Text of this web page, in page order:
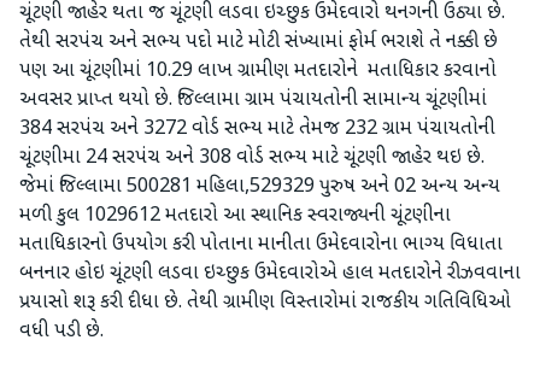
ચૂંટણી જાહેર થતા જ ચૂંટણી લડવા ઇચ્છુક ઉમેદવારો થનગની ઉઠ્યા છે.
તેથી સરપંચ અને સભ્ય પદો માટે મોટી સંખ્યામાં ફોર્મ ભરાશે તે નક્કી છે
પણ આ ચૂંટણીમાં 10.29 લાખ ગ્રામીણ મતદારોને મતાધિકાર કરવાનો
અવસર પ્રાપ્ત થયો છે. જિલ્લામા ગ્રામ પંચાયતોની સામાન્ય ચૂંટણીમાં
384 સરપંચ અને 3272 વોર્ડ સભ્ય માટે તેમજ 232 ગ્રામ પંચાયતોની
ચૂંટણીમા 24 સરપંચ અને 308 વોર્ડ સભ્ય માટે ચૂંટણી જાહેર થઇ છે.
જેમાં જિલ્લામા 500281 મહિલા,529329 પુરુષ અને 02 અન્ય અન્ય
મળી કુલ 1029612 મતદારો આ સ્થાનિક સ્વરાજ્યની ચૂંટણીના
મતાધિકારનો ઉપયોગ કરી પોતાના માનીતા ઉમેદવારોના ભાગ્ય વિધાતા
બનનાર હોઇ ચૂંટણી લડવા ઇચ્છુક ઉમેદવારોએ હાલ મતદારોને રીઝવવાના
પ્રયાસો શરૂ કરી દીધા છે. તેથી ગ્રામીણ વિસ્તારોમાં રાજકીય ગતિવિધિઓ
વધી પડી છે.